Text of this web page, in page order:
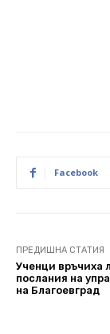
Facebook
ПРЕДИШНА СТАТИЯ
Ученци връчиха
послания на
на Благоевград